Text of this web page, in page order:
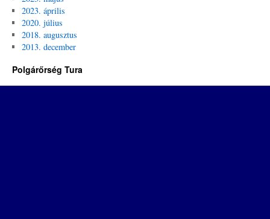
2023. április
2020. július
2018. augusztus
2013. december
Polgárőrség Tura